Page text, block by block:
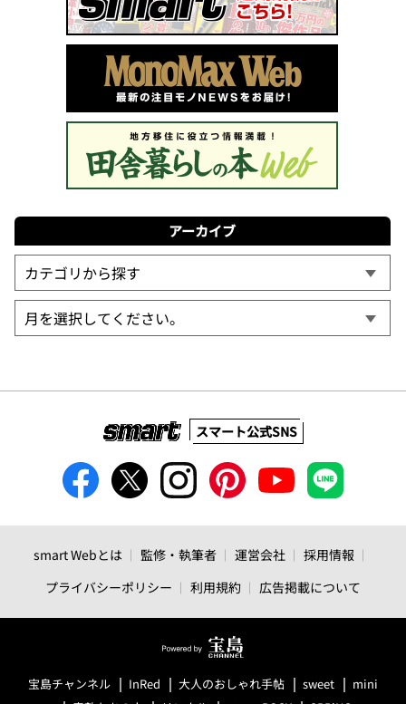
アーカイブ
スマート公式SNS
smart Webとは 監修・執筆者 運営会社
採用情報
プライバシーポリシー
利用規約 広告掲載について
宝島チャンネル InRed 大人のおしゃれ手帖 sweet
mini